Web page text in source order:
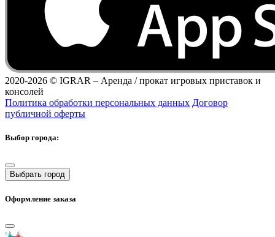
2020-2026 © IGRAR – Аренда / прокат игровых приставок и
консолей
Политика обработки персональных данных Договор
публичной оферты
Выбор города:
Выбрать город
Оформление заказа